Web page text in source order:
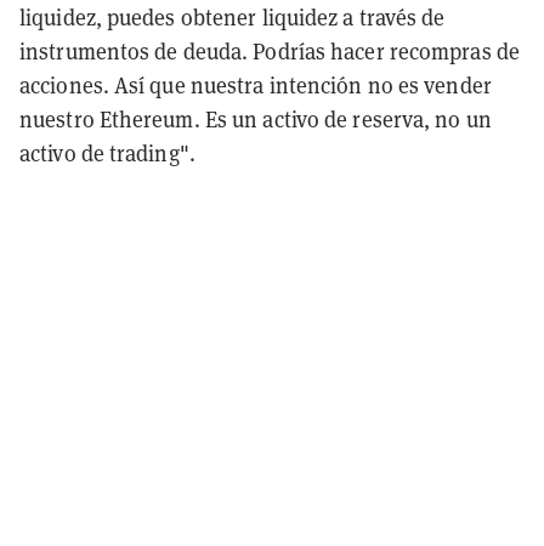
liquidez, puedes obtener liquidez a través de
instrumentos de deuda. Podrías hacer recompras de
acciones. Así que nuestra intención no es vender
nuestro Ethereum. Es un activo de reserva, no un
activo de trading".